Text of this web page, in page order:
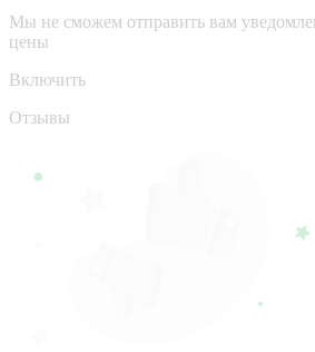
Мы не сможем отправить вам
цены
Включить
Отзывы